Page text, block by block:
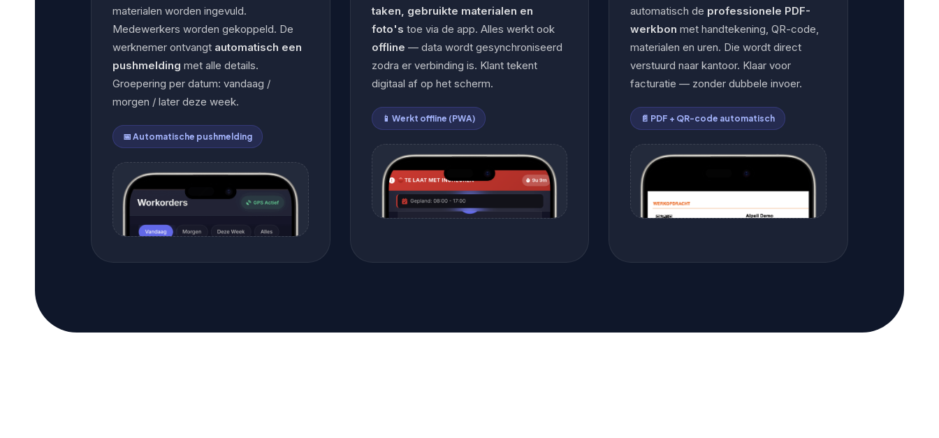
materialen worden ingevuld.
Medewerkers worden gekoppeld. De
werknemer ontvangt automatisch een
pushmelding met alle details.
Groepering per datum: vandaag /
morgen / later deze week.
📅 Automatische pushmelding
📋
taken, gebruikte materialen en
foto's toe via de app. Alles werkt ook
offline — data wordt gesynchroniseerd
zodra er verbinding is. Klant tekent
digitaal af op het scherm.
📱 Werkt offline (PWA)
📱
FOTO 2 — WERKBON OP SMARTPHONE
automatisch de professionele PDF-
werkbon met handtekening, QR-code,
materialen en uren. Die wordt direct
verstuurd naar kantoor. Klaar voor
facturatie — zonder dubbele invoer.
📄 PDF + QR-code automatisch
FOTO 3 — PDF WERKBON VOORBEELD